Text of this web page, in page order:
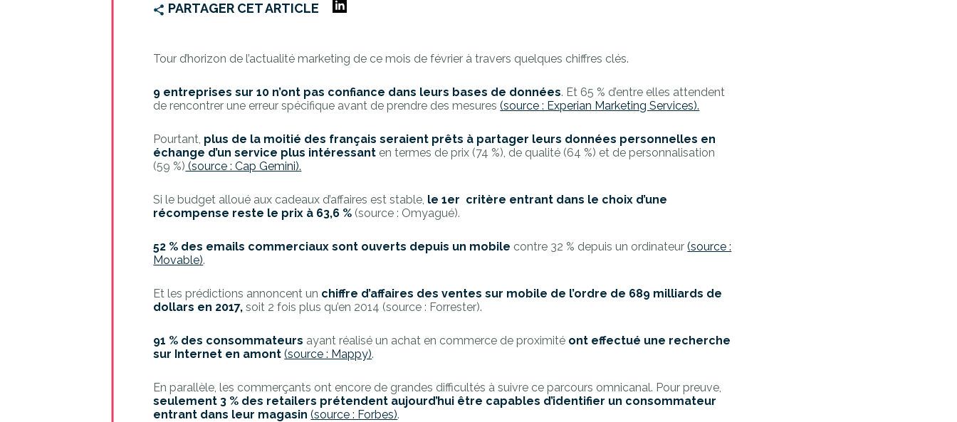
PARTAGER CET ARTICLE
Tour d’horizon de l’actualité marketing de ce mois de février à travers quelques chiffres clés.
9 entreprises sur 10 n’ont pas confiance dans leurs bases de données. Et 65 % d’entre elles attendent
de rencontrer une erreur spécifique avant de prendre des mesures(source : Experian Marketing Services).
Pourtant, plus de la moitié des français seraient prêts à partager leurs données personnelles en
échange d’un service plus intéressant en termes de prix (74 %), de qualité (64 %) et de personnalisation
(59 %) (source : Cap Gemini).
Si le budget alloué aux cadeaux d’affaires est stable, le 1er critère entrant dans le choix d’une
récompense reste le prix à 63,6 % (source : Omyagué).
52 % des emails commerciaux sont ouverts depuis un mobile contre 32 % depuis un ordinateur(source :
Movable).
Et les prédictions annoncent un chiffre d’affaires des ventes sur mobile de l’ordre de 689 milliards de
dollars en 2017, soit 2 fois plus qu’en 2014 (source : Forrester).
91 % des consommateurs ayant réalisé un achat en commerce de proximité ont effectué une recherche
sur Internet en amont(source : Mappy).
En parallèle, les commerçants ont encore de grandes difficultés à suivre ce parcours omnicanal. Pour preuve,
seulement 3 % des retailers prétendent aujourd’hui être capables d’identifier un consommateur
entrant dans leur magasin (source : Forbes).